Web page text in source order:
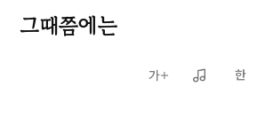
그때쯤에는